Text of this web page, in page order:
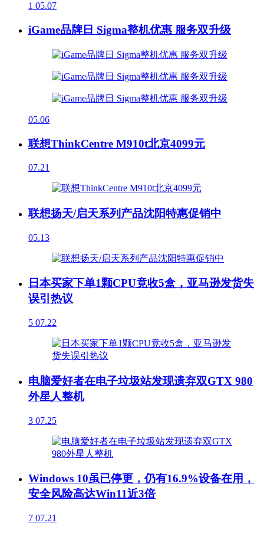
1 05.07
iGame品牌日 Sigma整机优惠 服务双升级
05.06
联想ThinkCentre M910t北京4099元
07.21
联想扬天/启天系列产品沈阳特惠促销中
05.13
日本买家下单1颗CPU竟收5盒，亚马逊发货失
误引热议
5 07.22
电脑爱好者在电子垃圾站发现遗弃双GTX 980
外星人整机
3 07.25
Windows 10虽已停更，仍有16.9%设备在用，
安全风险高达Win11近3倍
7 07.21